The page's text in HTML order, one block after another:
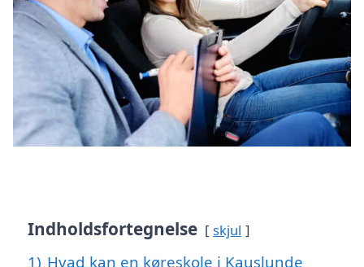
Indholdsfortegnelse skjul
1) Hvad kan en køreskole i Kauslunde